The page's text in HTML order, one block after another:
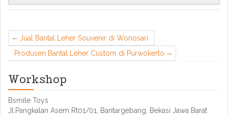
Jual Bantal Leher Souvenir di Wonosari
Produsen Bantal Leher Custom di Purwokerto
Workshop
Bsmile Toys
Jl.Pangkalan Asem Rt01/01, Bantargebang, Bekasi Jawa Barat